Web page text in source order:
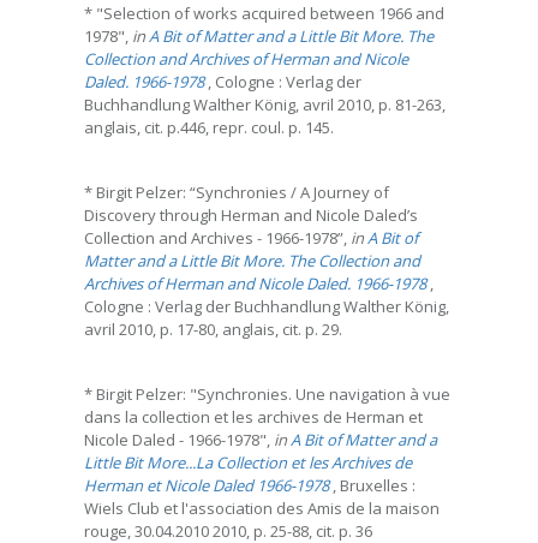
* "Selection of works acquired between 1966 and
1978", inA Bit of Matter and a Little Bit More. The
Collection and Archives of Herman and Nicole
Daled. 1966-1978, Cologne : Verlag der
Buchhandlung Walther König, avril 2010, p. 81-263,
anglais, cit. p.446, repr. coul. p. 145.
* Birgit Pelzer: “Synchronies / A Journey of
Discovery through Herman and Nicole Daled’s
Collection and Archives - 1966-1978”, inA Bit of
Matter and a Little Bit More. The Collection and
Archives of Herman and Nicole Daled. 1966-1978,
Cologne : Verlag der Buchhandlung Walther König,
avril 2010, p. 17-80, anglais, cit. p. 29.
* Birgit Pelzer: "Synchronies. Une navigation à vue
dans la collection et les archives de Herman et
Nicole Daled - 1966-1978", inA Bit of Matter and a
Little Bit More...La Collection et les Archives de
Herman et Nicole Daled 1966-1978, Bruxelles :
Wiels Club et l'association des Amis de la maison
rouge, 30.04.2010 2010, p. 25-88, cit. p. 36